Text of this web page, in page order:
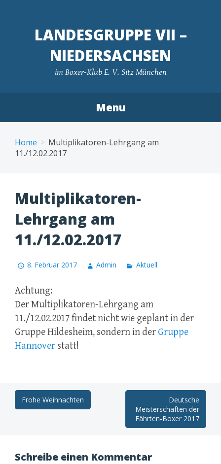
LANDESGRUPPE VII –
NIEDERSACHSEN
im Boxer-Klub E. V. Sitz München
Menu
content
Home
Multiplikatoren-Lehrgang am
11./12.02.2017
Multiplikatoren-
Lehrgang am
11./12.02.2017
8. Februar 2017 Admin Aktuell
Achtung:
Der Multiplikatoren-Lehrgang am
11./12.02.2017 findet nicht wie geplant in der
Gruppe Hildesheim, sondern in der Gruppe
Hannover statt!
PostFrohe Weihnachten
Deutsche
Meisterschaften der
Fährten-Boxer 2017
Schreibe einen Kommentar